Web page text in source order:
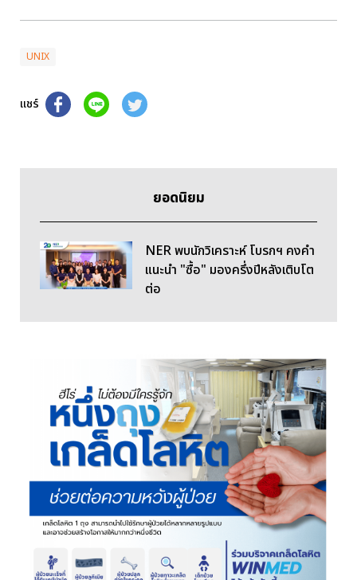
UNIX
แชร์
ยอดนิยม
NER พบนักวิเคราะห์ โบรกฯ คงคำ
แนะนำ "ซื้อ" มองครึ่งปีหลังเติบโต
ต่อ